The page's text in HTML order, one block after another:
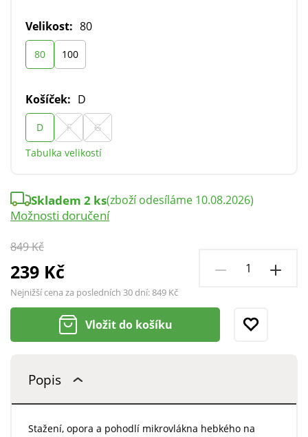
Velikost: 80
80 100
Košíček: D
D F
G
Tabulka velikostí
849 Kč
239 Kč
Nejnižší cena za posledních 30 dní:849 Kč
Skladem 2 ks(zboží odesíláme 10.08.2026)
Možnosti doručení
Vložit do košíku
Popis
Stažení, opora a pohodlí mikrovlákna hebkého na